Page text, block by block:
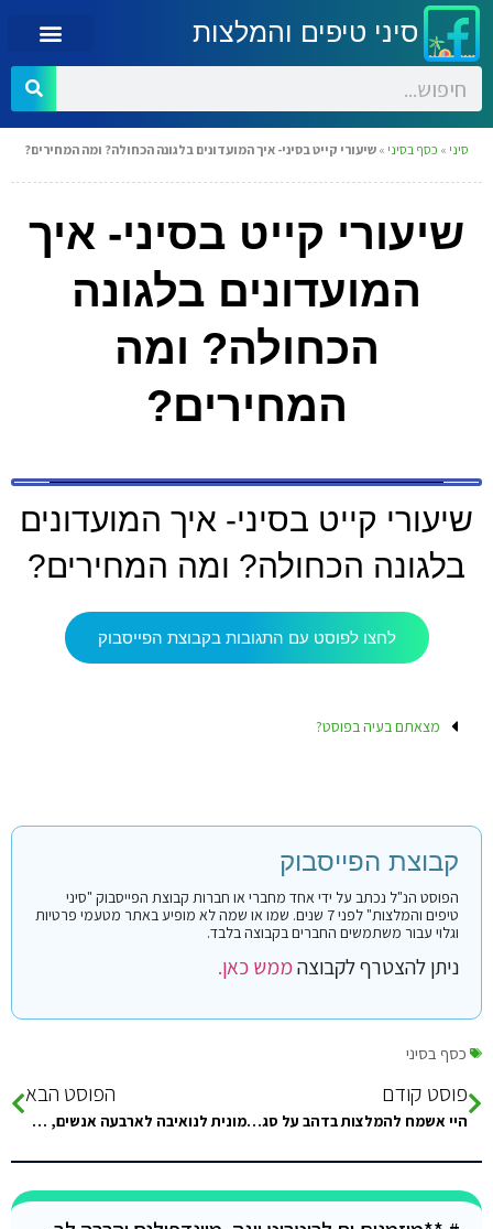
סיני טיפים והמלצות
סיני » כסף בסיני » שיעורי קייט בסיני- איך המועדונים בלגונה הכחולה? ומה המחירים?
שיעורי קייט בסיני- איך
המועדונים בלגונה
הכחולה? ומה
המחירים?
שיעורי קייט בסיני- איך המועדונים
בלגונה הכחולה? ומה המחירים?
לחצו לפוסט עם התגובות בקבוצת הפייסבוק
מצאתם בעיה בפוסט?
קבוצת הפייסבוק
הפוסט הנ"ל נכתב על ידי אחד מחברי או חברות קבוצת הפייסבוק "סיני
טיפים והמלצות" לפני 7 שנים. שמו או שמה לא מופיע באתר מטעמי פרטיות
וגלוי עבור משתמשים החברים בקבוצה בלבד.
ניתן להצטרף לקבוצהממש כאן.
כסף בסיני
פוסט קודם
היי אשמח להמלצות בדהב על סגירת אטרקציות אצל מישהו אמין
הפוסט הבא
מונית לנואיבה לארבעה אנשים, מה המחיר השפוי לרכב ממוזג ? איזה רצועות חוף מומלצות באיזור נואיבה ? תודה לעונים ושבוע…